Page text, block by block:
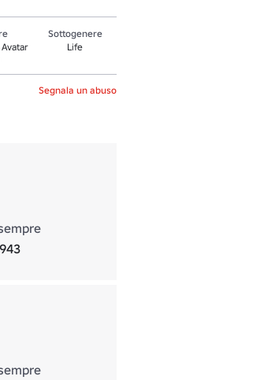
Sottogenere
Life
Segnala un abuso